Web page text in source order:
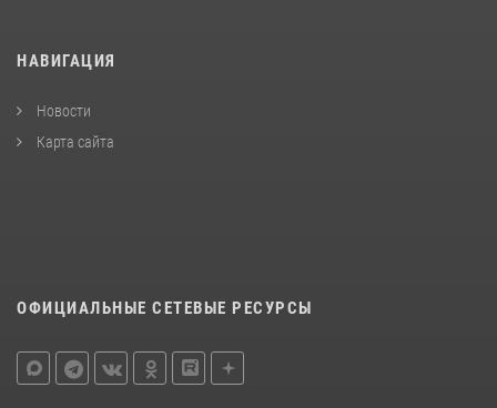
НАВИГАЦИЯ
Новости
Карта сайта
ОФИЦИАЛЬНЫЕ СЕТЕВЫЕ РЕСУРСЫ